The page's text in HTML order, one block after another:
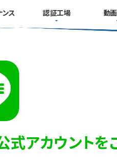
ンス 認証工場 動
式アカウントを